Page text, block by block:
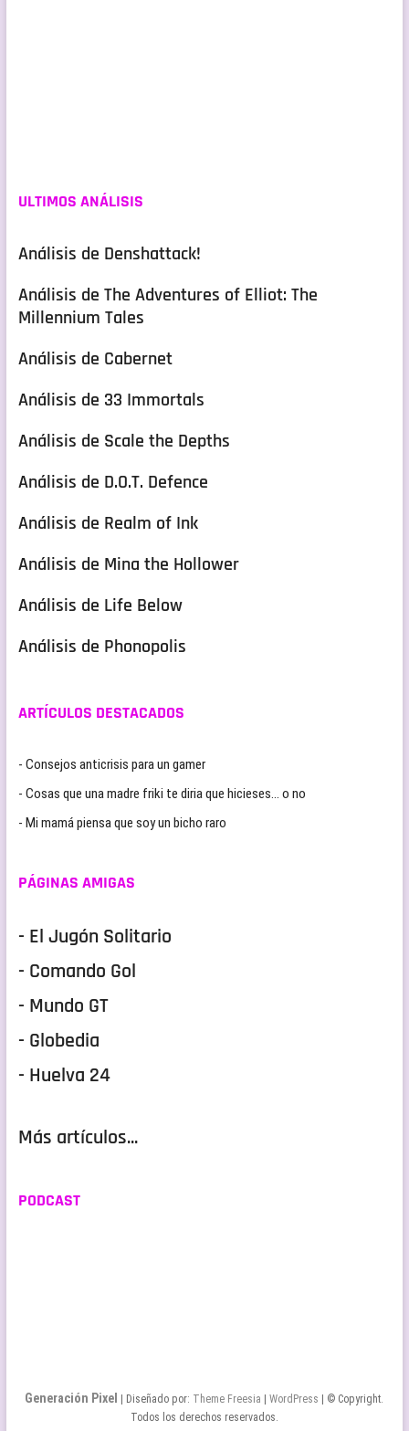
ULTIMOS ANÁLISIS
Análisis de Denshattack!
Análisis de The Adventures of Elliot: The
Millennium Tales
Análisis de Cabernet
Análisis de 33 Immortals
Análisis de Scale the Depths
Análisis de D.O.T. Defence
Análisis de Realm of Ink
Análisis de Mina the Hollower
Análisis de Life Below
Análisis de Phonopolis
ARTÍCULOS DESTACADOS
- Consejos anticrisis para un gamer
- Cosas que una madre friki te diria que hicieses… o no
- Mi mamá piensa que soy un bicho raro
PÁGINAS AMIGAS
- El Jugón Solitario
- Comando Gol
- Mundo GT
- Globedia
- Huelva 24
Más artículos...
PODCAST
Generación Pixel | Diseñado por: Theme Freesia |WordPress | © Copyright.
Todos los derechos reservados.